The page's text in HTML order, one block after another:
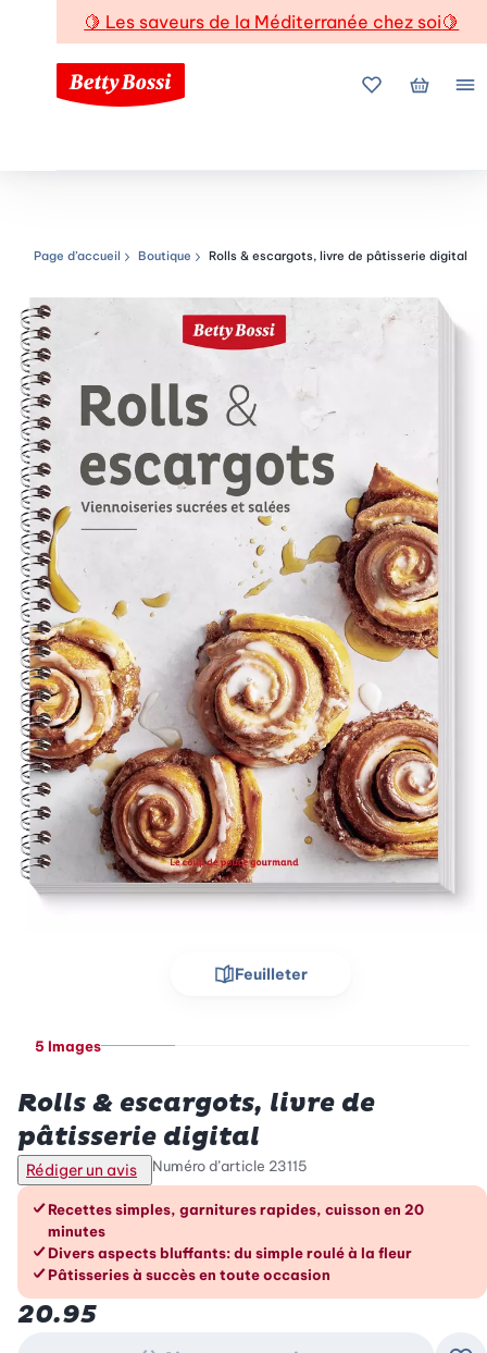
🍋 Les saveurs de la Méditerranée chez soi🍋
Mes favoris
Mon
Chemin de navigation
Page d’accueil Boutique Rolls & escargots, livre de pâtisserie digital
Feuilleter
5 Images
Rolls & escargots, livre de
pâtisserie digital
Rédiger un avis Numéro d’article 23115
Les avantages en un coup d’œil
Recettes simples, garnitures rapides, cuisson en 20
minutes
Divers aspects bluffants: du simple roulé à la fleur
Pâtisseries à succès en toute occasion
20.95